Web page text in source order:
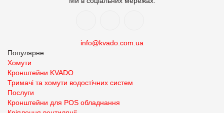
info@kvado.com.ua
Популярне
Хомути
Кронштейни KVADO
Тримачі та хомути водостічних систем
Послуги
Кронштейни для POS обладнання